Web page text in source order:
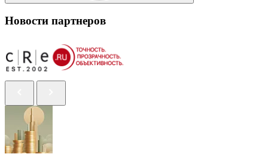
Новости партнеров